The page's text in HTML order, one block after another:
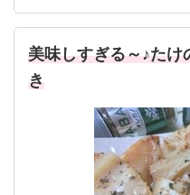
美味しすぎる～♪たけ
き